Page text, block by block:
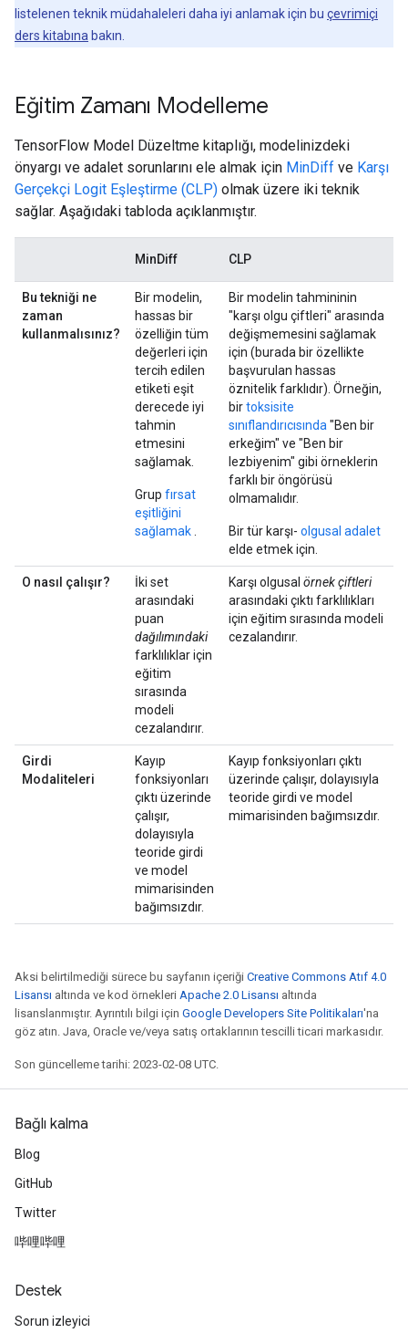
listelenen teknik müdahaleleri daha iyi anlamak için bu çevrimiçi
ders kitabına bakın.
Eğitim Zamanı Modelleme
TensorFlow Model Düzeltme kitaplığı, modelinizdeki
önyargı ve adalet sorunlarını ele almak için MinDiff ve Karşı
Gerçekçi Logit Eşleştirme (CLP) olmak üzere iki teknik
sağlar. Aşağıdaki tabloda açıklanmıştır.
MinDiff CLP
Bu tekniği ne
zaman
kullanmalısınız?
Bir modelin,
hassas bir
özelliğin tüm
değerleri için
tercih edilen
etiketi eşit
derecede iyi
tahmin
etmesini
sağlamak.
Grup fırsat
eşitliğini
sağlamak
Bir modelin tahmininin
"karşı olgu çiftleri" arasında
değişmemesini sağlamak
için (burada bir özellikte
başvurulan hassas
öznitelik farklıdır). Örneğin,
birtoksisite
sınıflandırıcısında "Ben bir
erkeğim" ve "Ben bir
lezbiyenim" gibi örneklerin
farklı bir öngörüsü
olmamalıdır.
Bir tür karşı- olgusal adalet
elde etmek için.
O nasıl çalışır?
İki set
arasındaki
puan
dağılımındaki
farklılıklar için
eğitim
sırasında
modeli
cezalandırır.
Karşı olgusal örnek çiftleri
arasındaki çıktı farklılıkları
için eğitim sırasında modeli
cezalandırır.
Girdi
Modaliteleri
Kayıp
fonksiyonları
çıktı üzerinde
çalışır,
dolayısıyla
teoride girdi
ve model
mimarisinden
bağımsızdır.
Kayıp fonksiyonları çıktı
üzerinde çalışır, dolayısıyla
teoride girdi ve model
mimarisinden bağımsızdır.
Aksi belirtilmediği sürece bu sayfanın içeriği Creative Commons Atıf 4.0
Lisansı altında ve kod örnekleri Apache 2.0 Lisansı altında
lisanslanmıştır. Ayrıntılı bilgi için Google Developers Site Politikaları'na
göz atın. Java, Oracle ve/veya satış ortaklarının tescilli ticari markasıdır.
Son güncelleme tarihi: 2023-02-08 UTC.
Bağlı kalma
Blog
GitHub
Twitter
哔哩哔哩
Destek
Sorun izleyici